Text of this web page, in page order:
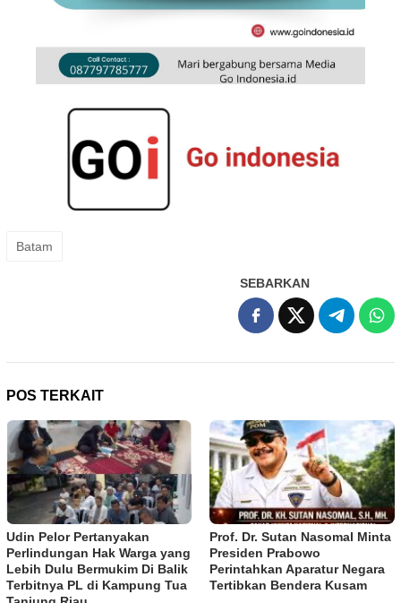
Batam
SEBARKAN
POS TERKAIT
Udin Pelor Pertanyakan
Perlindungan Hak Warga yang
Lebih Dulu Bermukim Di Balik
Terbitnya PL di Kampung Tua
Prof. Dr. Sutan Nasomal Minta
Presiden Prabowo
Perintahkan Aparatur Negara
Tertibkan Bendera Kusam